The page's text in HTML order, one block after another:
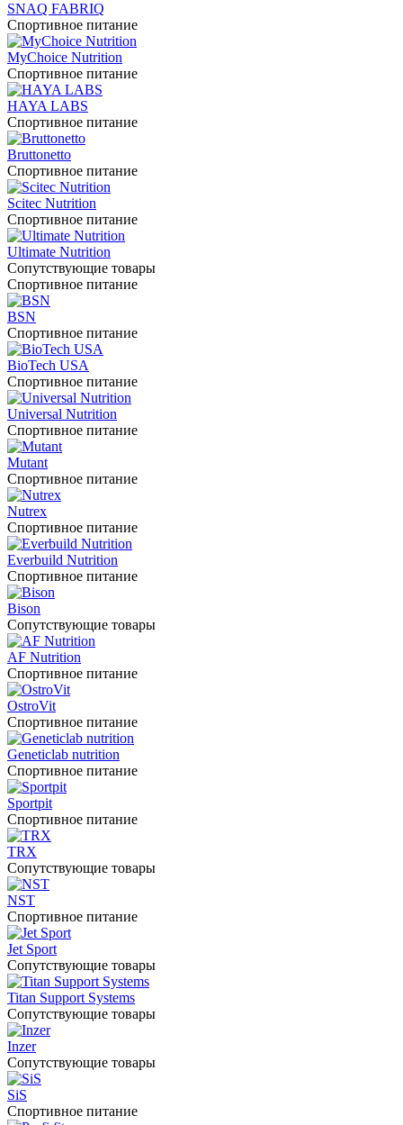
SNAQ FABRIQ
Спортивное питание
MyChoice Nutrition
Спортивное питание
HAYA LABS
Спортивное питание
Bruttonetto
Спортивное питание
Scitec Nutrition
Спортивное питание
Ultimate Nutrition
Сопутствующие товары
Спортивное питание
BSN
Спортивное питание
BioTech USA
Спортивное питание
Universal Nutrition
Спортивное питание
Mutant
Спортивное питание
Nutrex
Спортивное питание
Everbuild Nutrition
Спортивное питание
Bison
Сопутствующие товары
AF Nutrition
Спортивное питание
OstroVit
Спортивное питание
Geneticlab nutrition
Спортивное питание
Sportpit
Спортивное питание
TRX
Сопутствующие товары
NST
Спортивное питание
Jet Sport
Сопутствующие товары
Titan Support Systems
Сопутствующие товары
Inzer
Сопутствующие товары
SiS
Спортивное питание